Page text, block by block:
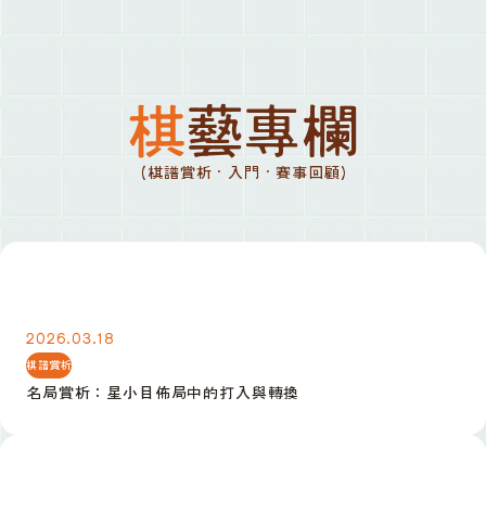
棋藝專欄
(棋譜賞析 · 入門 · 賽事回顧)
2026.03.18
棋譜賞析
名局賞析：星小目佈局中的打入與轉換